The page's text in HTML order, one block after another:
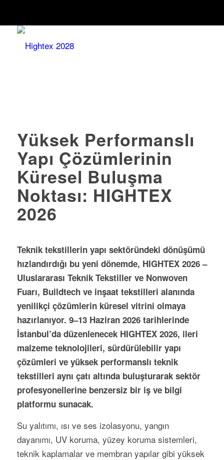
Yüksek Performanslı
Yapı Çözümlerinin
Küresel Buluşma
Noktası: HIGHTEX
2026
Teknik tekstillerin yapı sektöründeki dönüşümü
hızlandırdığı bu yeni dönemde, HIGHTEX 2026 –
Uluslararası Teknik Tekstiller ve Nonwoven
Fuarı, Buildtech ve inşaat tekstilleri alanında
yenilikçi çözümlerin küresel vitrini olmaya
hazırlanıyor. 9–13 Haziran 2026 tarihlerinde
İstanbul’da düzenlenecek HIGHTEX 2026, ileri
malzeme teknolojileri, sürdürülebilir yapı
çözümleri ve yüksek performanslı teknik
tekstilleri aynı çatı altında buluşturarak sektör
profesyonellerine benzersiz bir iş ve bilgi
platformu sunacak.
Su yalıtımı, ısı ve ses izolasyonu, yangın
dayanımı, UV koruma, yüzey koruma sistemleri,
teknik kaplamalar ve membran yapılar gibi yüksek